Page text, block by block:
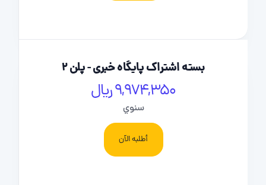
بسته اشتراک پایگاه خبری - پلن 2
9,974,350 ریال
سنوي
أطلبه الآن